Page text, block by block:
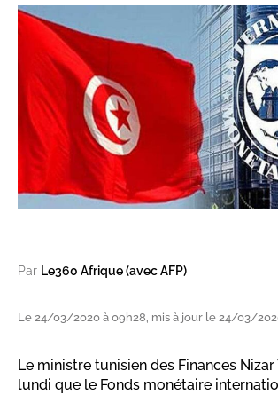
Par Le360 Afrique (avec AFP)
Le 24/03/2020 à 09h28, mis à jour le 24/03/
Le ministre tunisien des Finances
lundi que le Fonds monétaire